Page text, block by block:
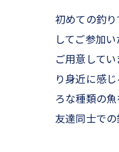
初めての釣
してご参加
ご用意して
り身近に感
ろな種類の
友達同士での